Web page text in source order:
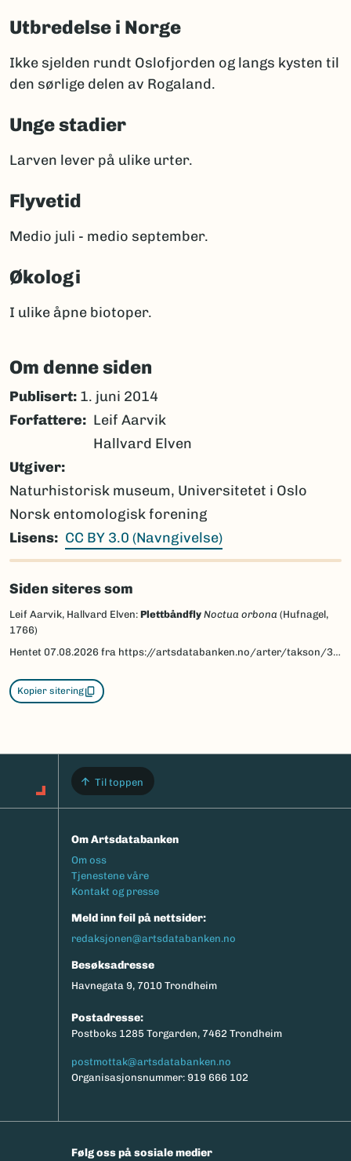
Utbredelse i Norge
Ikke sjelden rundt Oslofjorden og langs kysten til
den sørlige delen av Rogaland.
Unge stadier
Larven lever på ulike urter.
Flyvetid
Medio juli - medio september.
Økologi
I ulike åpne biotoper.
Om denne siden
Publisert: 1. juni 2014
Forfattere
Leif Aarvik
Hallvard Elven
Utgiver
Naturhistorisk museum, Universitetet i Oslo
Norsk entomologisk forening
Lisens
CC BY 3.0 (Navngivelse)
Siden siteres som
Leif Aarvik, Hallvard Elven: Plettbåndfly Noctua orbona (Hufnagel,
1766)
Hentet 07.08.2026 fra https://artsdatabanken.no/arter/takson/30955/beskrivelse
Kopier sitering
Til toppen
Om Artsdatabanken
Footermeny
Om oss
Tjenestene våre
Kontakt og presse
Meld inn feil på nettsider:
redaksjonen@artsdatabanken.no
Besøksadresse
Havnegata 9, 7010 Trondheim
Postadresse:
Postboks 1285 Torgarden, 7462 Trondheim
postmottak@artsdatabanken.no
Organisasjonsnummer: 919 666 102
Følg oss på sosiale medier